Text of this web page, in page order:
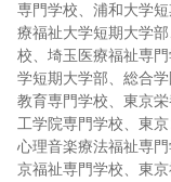
専門学校、浦和大学
療福祉大学短期大学
校、埼玉医療福祉専
学短期大学部、総合
教育専門学校、東京
工学院専門学校、東
心理音楽療法福祉専
京福祉専門学校、東